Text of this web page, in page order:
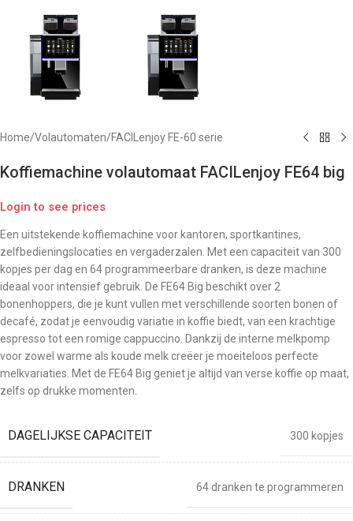
Home/Volautomaten/FACILenjoy FE-60 serie
Koffiemachine volautomaat FACILenjoy FE64 big
Login to see prices
Een uitstekende koffiemachine voor kantoren, sportkantines,
zelfbedieningslocaties en vergaderzalen. Met een capaciteit van 300
kopjes per dag en 64 programmeerbare dranken, is deze machine
ideaal voor intensief gebruik. De FE64 Big beschikt over 2
bonenhoppers, die je kunt vullen met verschillende soorten bonen of
decafé, zodat je eenvoudig variatie in koffie biedt, van een krachtige
espresso tot een romige cappuccino. Dankzij de interne melkpomp
voor zowel warme als koude melk creëer je moeiteloos perfecte
melkvariaties. Met de FE64 Big geniet je altijd van verse koffie op maat,
zelfs op drukke momenten.
DAGELIJKSE CAPACITEIT 300 kopjes
DRANKEN 64 dranken te programmeren